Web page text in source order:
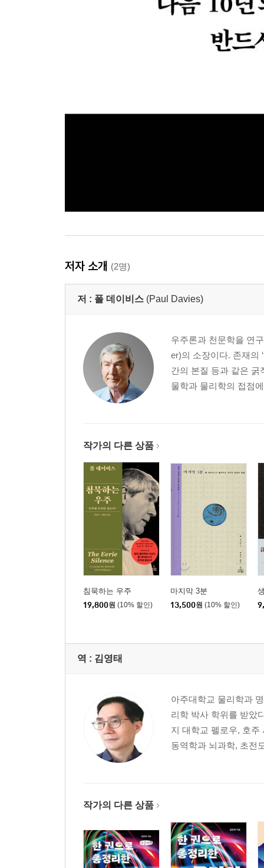
저자 소개 (2명)
저 : 폴 데이비스 (Paul Davies)
우주론과 천문학을 연
er)의 소장이다. 존재의
간의 본질 등과 같은
물학과 물리학의 접점
작가의 다른 상품
침묵하는 우주
19,800원 (10% 할인)
마지막 3분
13,500원 (10% 할인)
역 : 김영태
아주대학교 물리학과
리학 박사 학위를 받았
지 대학교 펠로우, 호주
동역학과 뇌과학, 초전
작가의 다른 상품